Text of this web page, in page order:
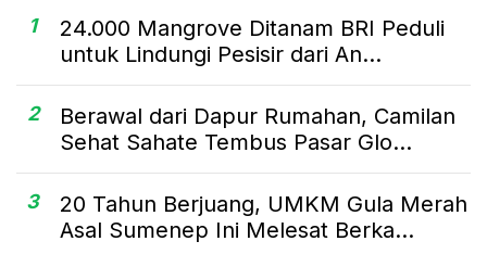
1
24.000 Mangrove Ditanam BRI Peduli
untuk Lindungi Pesisir dari An...
2
Berawal dari Dapur Rumahan, Camilan
Sehat Sahate Tembus Pasar Glo...
3
20 Tahun Berjuang, UMKM Gula Merah
Asal Sumenep Ini Melesat Berka...